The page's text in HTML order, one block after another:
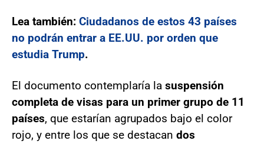
Lea también: Ciudadanos de estos 43 países
no podrán entrar a EE.UU. por orden que
estudia Trump.
El documento contemplaría la suspensión
completa de visas para un primer grupo de 11
países, que estarían agrupados bajo el color
rojo, y entre los que se destacan dos